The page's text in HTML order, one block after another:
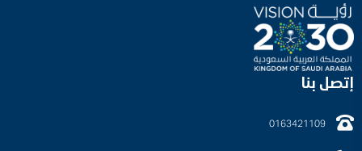
إتصل بنا
0163421109